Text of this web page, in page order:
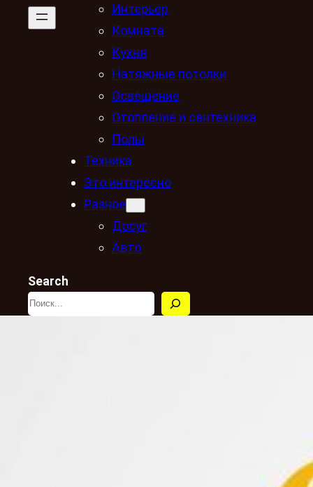
Интерьер
Комната
Кухня
Натяжные потолки
Освещение
Отопление и сантехника
Полы
Техника
Это интересно
Разное
Досуг
Авто
Search